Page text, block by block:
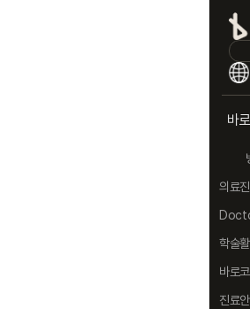
바
의료
학술
바로
진료